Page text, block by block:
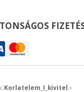
Korlatelem_I_kivitel.-